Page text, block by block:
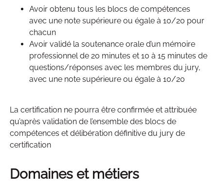
Avoir obtenu tous les blocs de compétences
avec une note supérieure ou égale à 10/20 pour
chacun
Avoir validé la soutenance orale d’un mémoire
professionnel de 20 minutes et 10 à 15 minutes de
questions/réponses avec les membres du jury,
avec une note supérieure ou égale à 10/20
La certification ne pourra être confirmée et attribuée
qu’après validation de l’ensemble des blocs de
compétences et délibération définitive du jury de
certification
Domaines et métiers